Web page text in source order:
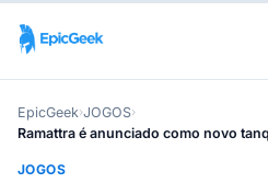
EpicGeek›JOGOS›
Ramattra é anunciado como novo
JOGOS